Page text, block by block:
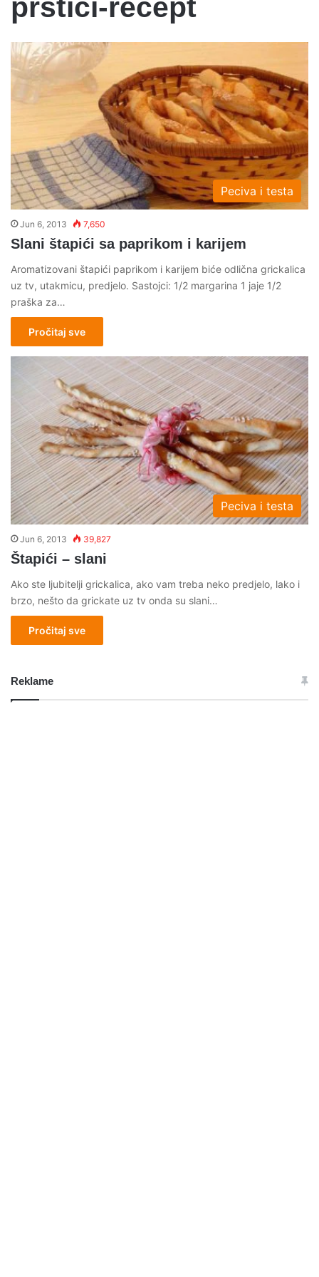
prstici-recept
Peciva i testa
Jun 6, 2013 7,650
Slani štapići sa paprikom i karijem
Aromatizovani štapići paprikom i karijem biće odlična grickalica
uz tv, utakmicu, predjelo. Sastojci: 1/2 margarina 1 jaje 1/2
praška za…
Pročitaj sve
Peciva i testa
Jun 6, 2013 39,827
Štapići – slani
Ako ste ljubitelji grickalica, ako vam treba neko predjelo, lako i
brzo, nešto da grickate uz tv onda su slani…
Pročitaj sve
Reklame